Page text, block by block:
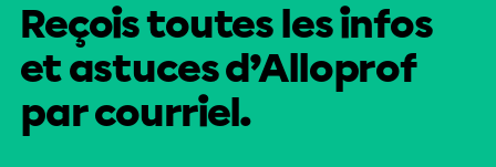
Reçois toutes les infos
et astuces d’Alloprof
par courriel.